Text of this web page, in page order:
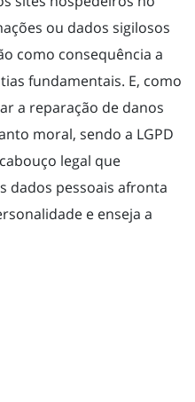
ou dados sigilosos
como consequência a
fundamentais. E, como
a reparação de danos
moral, sendo a LGPD
legal que
dados pessoais afronta
e enseja a